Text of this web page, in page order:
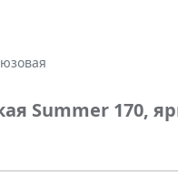
Summer 170,